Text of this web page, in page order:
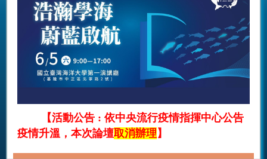
【活動公告 : 依中央流行疫情指揮中心公告
疫情升溫，本次論壇取消辦理 】